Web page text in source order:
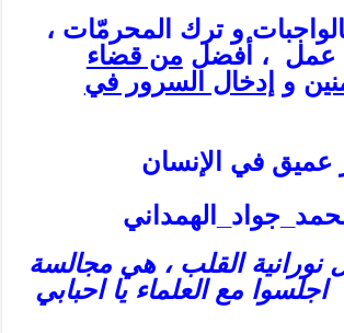
و ترك المحرمّات ،
عمل ، أفضل من قضاء
و إدخال السرور في
عمیق في الإنسان
نورانية القلب ، هي مجالسة
اجلسوا مع العلماء يا احبابي